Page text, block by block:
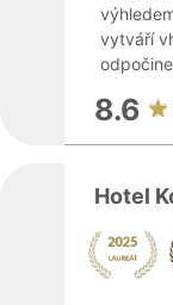
vytváří
8.6
Hotel